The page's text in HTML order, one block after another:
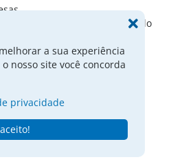
– O Julgamento de Zé Bebelo
Rei
a sua experiência
nosso site você concorda
privacidade